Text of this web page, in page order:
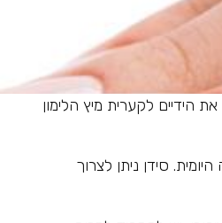
הידיים לקערית מיץ הלימון
סידן ניתן לצרוך